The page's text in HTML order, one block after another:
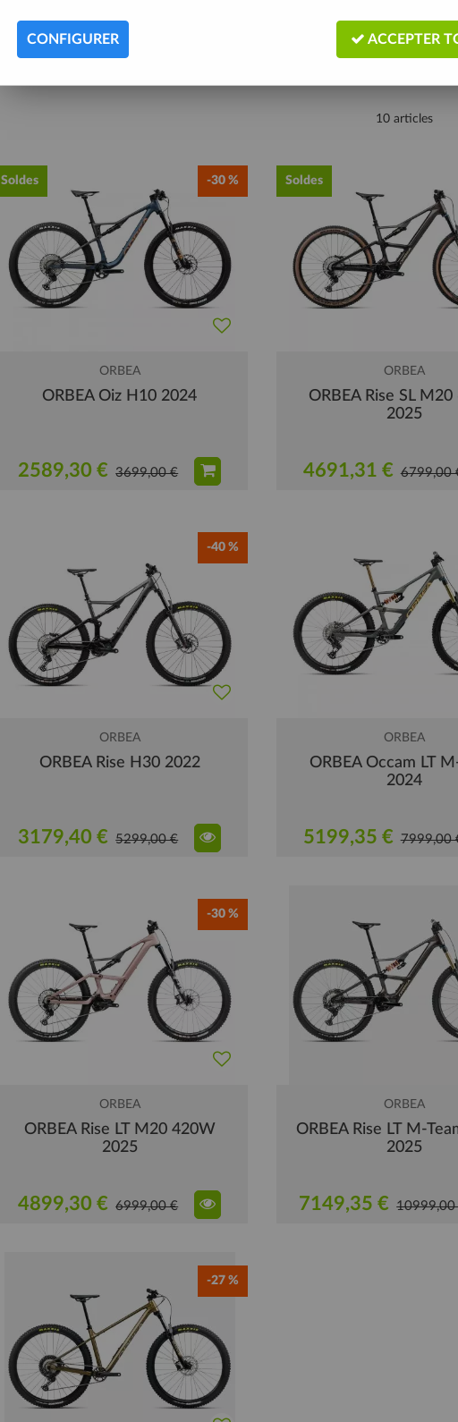
10 articles
Soldes -30 %
ORBEA
ORBEA Oiz H10 2024
2589,30 € 3699,00 €
Soldes
ORBEA
ORBEA Rise SL
2025
4691,31 € 6799,00
-40 %
ORBEA
ORBEA Rise H30 2022
3179,40 € 5299,00 €
ORBEA
ORBEA Occam LT
2024
5199,35 € 7999,00
-30 %
ORBEA
ORBEA Rise LT M20 420W
2025
4899,30 € 6999,00 €
ORBEA
ORBEA Rise LT M-
2025
7149,35 € 10999,00
-27 %
CONFIGURER ACCEPTER